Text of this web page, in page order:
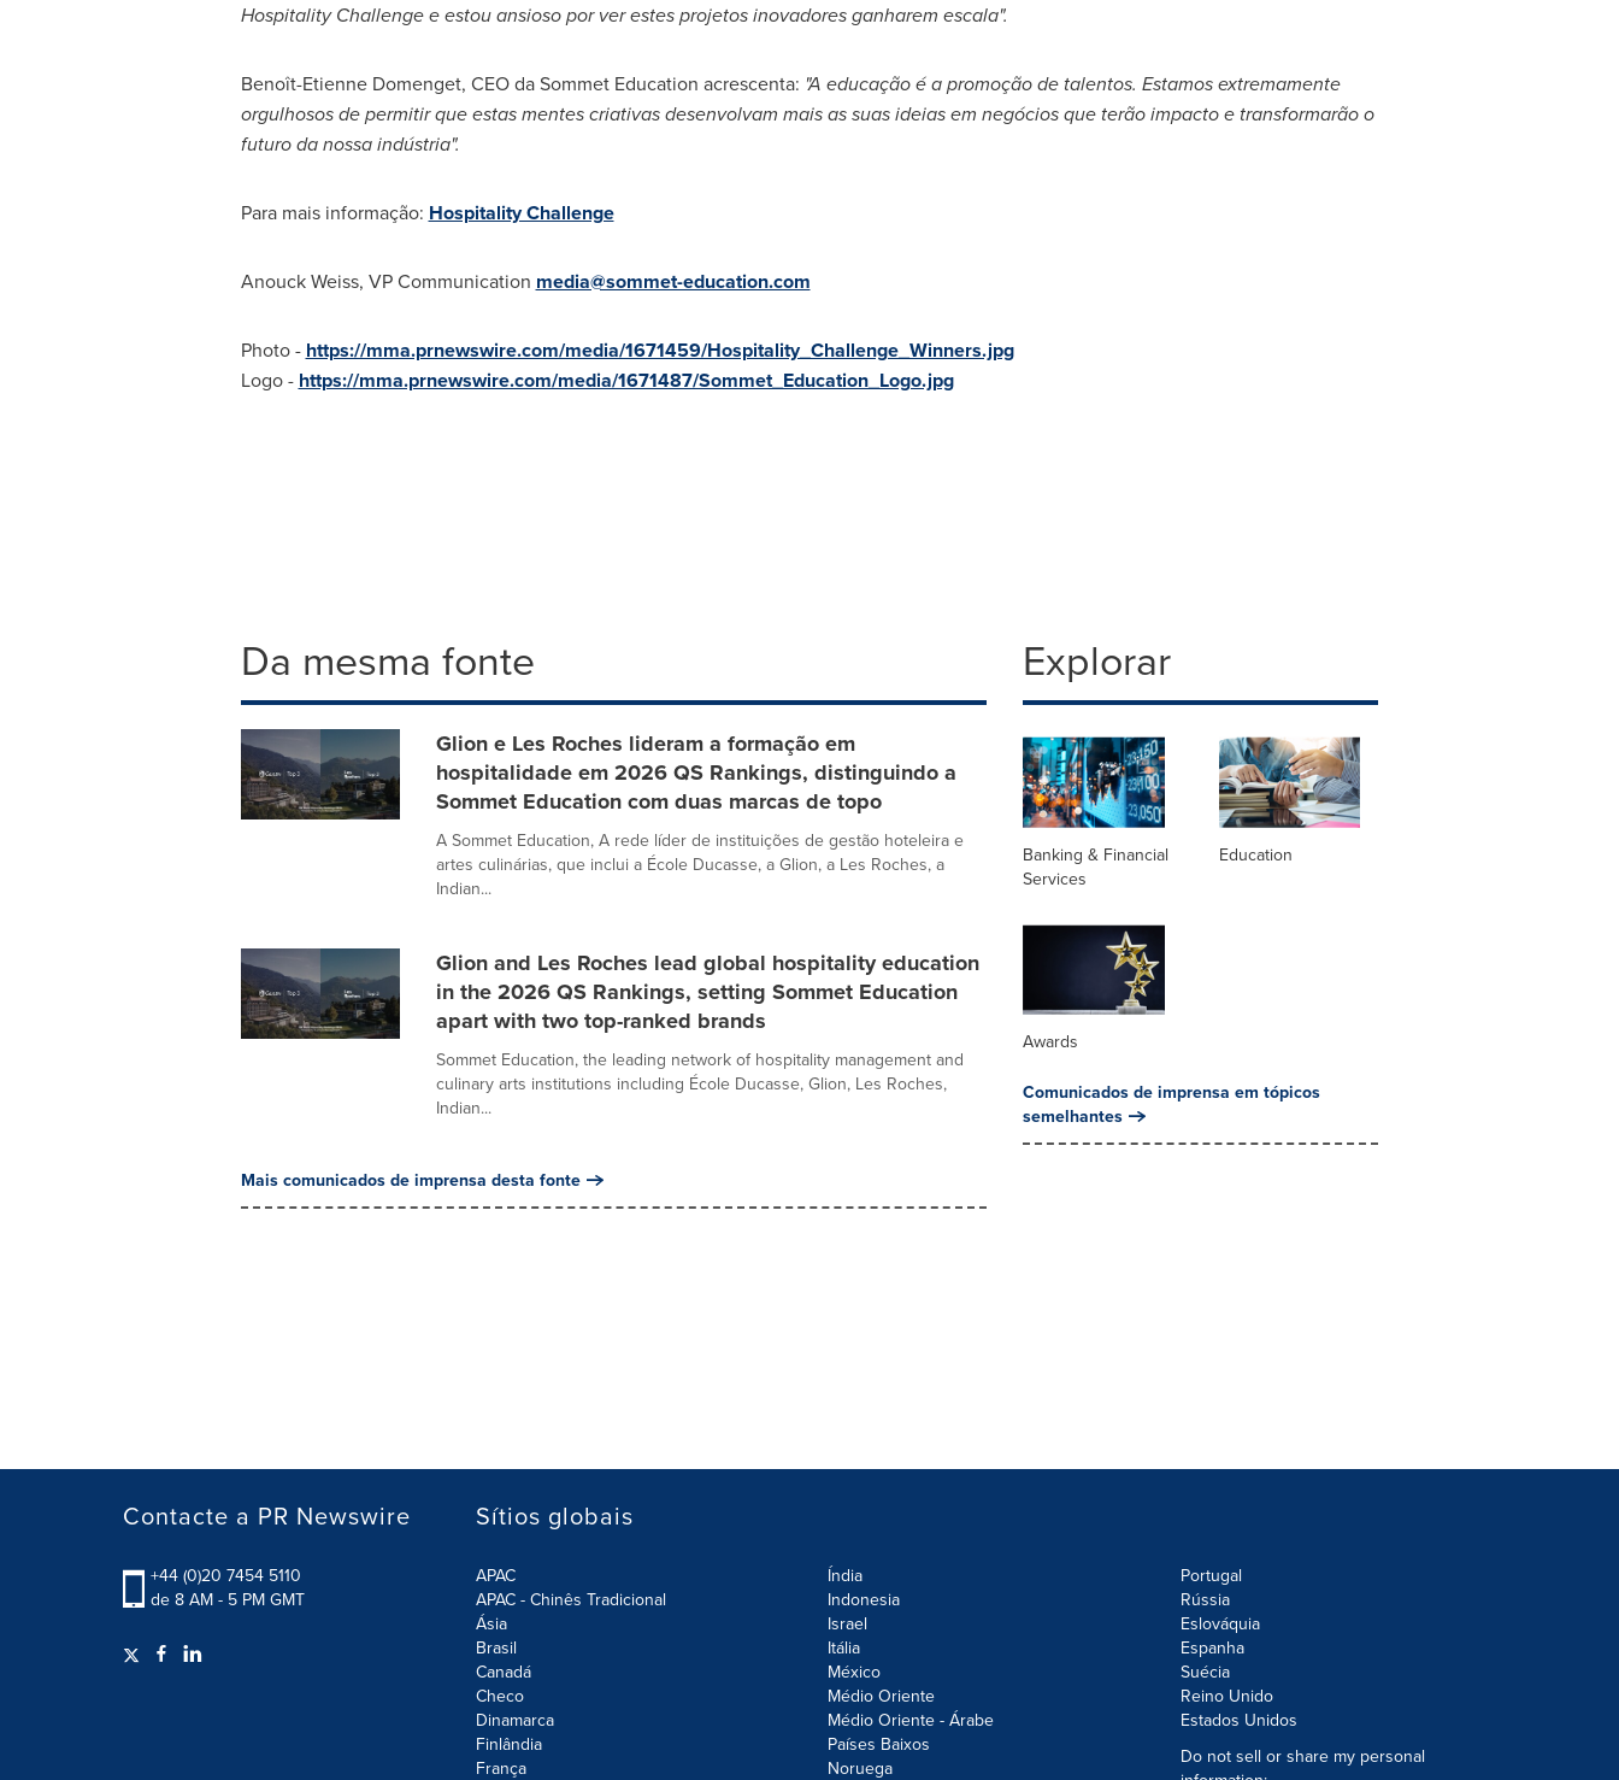
Hospitality Challenge e estou ansioso por ver estes projetos inovadores ganharem escala".
Benoît-Etienne Domenget, CEO da Sommet Education acrescenta: "A educação é a promoção de talentos. Estamos extremamente
orgulhosos de permitir que estas mentes criativas desenvolvam mais as suas ideias em negócios que terão impacto e transformarão o
futuro da nossa indústria".
Para mais informação: Hospitality Challenge
Anouck Weiss, VP Communication media@sommet-education.com
Photo - https://mma.prnewswire.com/media/1671459/Hospitality_Challenge_Winners.jpg
Logo - https://mma.prnewswire.com/media/1671487/Sommet_Education_Logo.jpg
Da mesma fonte
Glion e Les Roches lideram a formação em
hospitalidade em 2026 QS Rankings, distinguindo a
Sommet Education com duas marcas de topo
A Sommet Education, A rede líder de instituições de gestão hoteleira e
artes culinárias, que inclui a École Ducasse, a Glion, a Les Roches, a
Indian...
Glion and Les Roches lead global hospitality education
in the 2026 QS Rankings, setting Sommet Education
apart with two top-ranked brands
Sommet Education, the leading network of hospitality management and
culinary arts institutions including École Ducasse, Glion, Les Roches,
Indian...
Mais comunicados de imprensa desta fonte
Explorar
Banking & Financial
Services
Education
Awards
Comunicados de imprensa em tópicos
semelhantes
Contacte a PR Newswire
+44 (0)20 7454 5110
de 8 AM - 5 PM GMT
Sítios globais
APAC
APAC - Chinês Tradicional
Ásia
Brasil
Canadá
Checo
Dinamarca
Finlândia
França
Índia
Indonesia
Israel
Itália
México
Médio Oriente
Médio Oriente - Árabe
Países Baixos
Noruega
Portugal
Rússia
Eslováquia
Espanha
Suécia
Reino Unido
Estados Unidos
Do not sell or share my personal